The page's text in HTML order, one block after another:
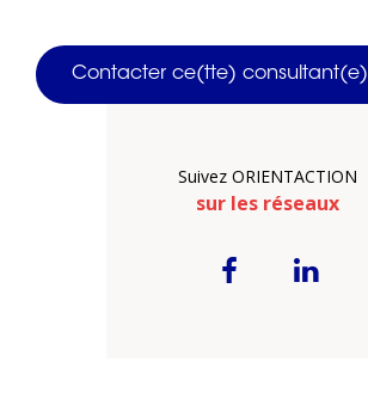
Contacter ce(tte) consultant(e)
Suivez ORIENTACTION
sur les réseaux